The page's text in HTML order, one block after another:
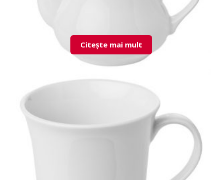
YNC03DM00 Yonca Tea Pot
Citește mai mult